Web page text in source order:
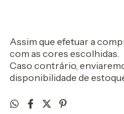
Assim que efetuar a
com as cores escolhidas.
Caso contrário,
disponibilidade de